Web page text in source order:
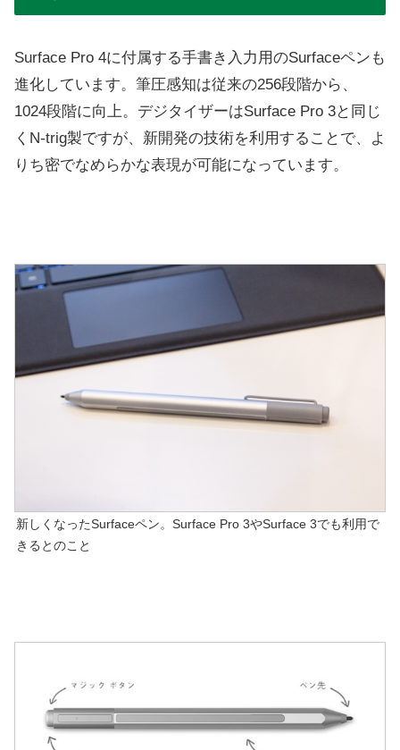
Surface Pro 4に付属する手書き入力用のSurfaceペンも
進化しています。筆圧感知は従来の256段階から、
1024段階に向上。デジタイザーはSurface Pro 3と同じ
くN-trig製ですが、新開発の技術を利用することで、よ
りち密でなめらかな表現が可能になっています。
新しくなったSurfaceペン。Surface Pro 3やSurface 3でも利用で
きるとのこと